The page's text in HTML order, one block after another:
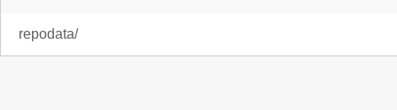
repodata/